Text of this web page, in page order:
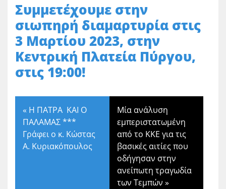
Συμμετέχουμε στην
σιωπηρή διαμαρτυρία στις
3 Μαρτίου 2023, στην
Κεντρική Πλατεία Πύργου,
στις 19:00!
« H ΠΑΤΡΑ ΚΑΙ Ο
ΠΑΛΑΜΑΣ ***
Γράφει ο κ. Κώστας
Α. Κυριακόπουλος
Μία ανάλυση
εμπεριστατωμένη
από το ΚΚΕ για τις
βασικές αιτίες που
οδήγησαν στην
ανείπωτη τραγωδία
των Τεμπών »